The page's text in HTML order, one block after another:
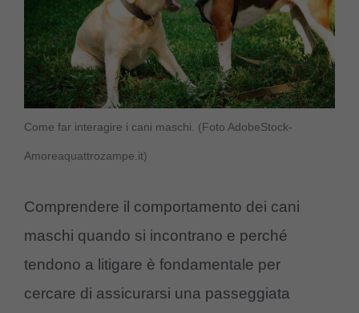
Come far interagire i cani maschi. (Foto AdobeStock-
Amoreaquattrozampe.it)
Comprendere il comportamento dei cani
maschi quando si incontrano e perché
tendono a litigare è fondamentale per
cercare di assicurarsi una passeggiata